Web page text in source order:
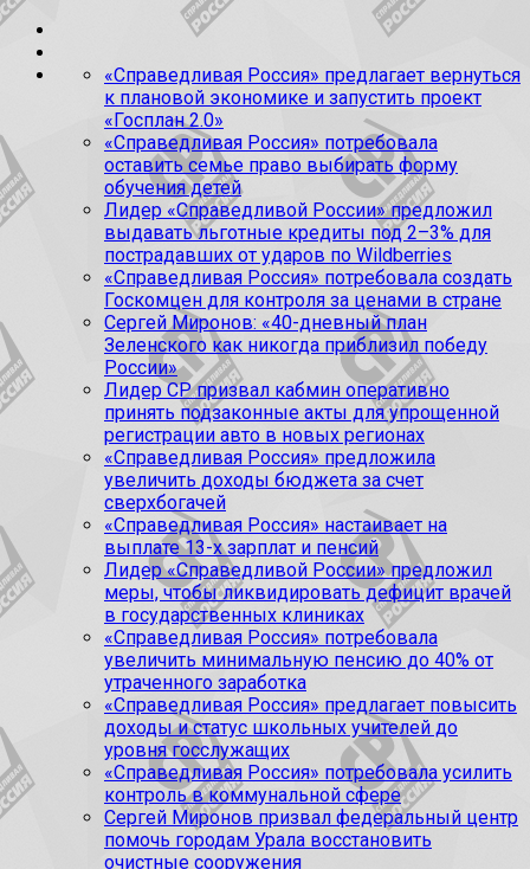
«Справедливая Россия» предлагает вернуться
к плановой экономике и запустить проект
«Госплан 2.0»
«Справедливая Россия» потребовала
оставить семье право выбирать форму
обучения детей
Лидер «Справедливой России» предложил
выдавать льготные кредиты под 2–3% для
пострадавших от ударов по Wildberries
«Справедливая Россия» потребовала создать
Госкомцен для контроля за ценами в стране
Сергей Миронов: «40-дневный план
Зеленского как никогда приблизил победу
России»
Лидер СР призвал кабмин оперативно
принять подзаконные акты для упрощенной
регистрации авто в новых регионах
«Справедливая Россия» предложила
увеличить доходы бюджета за счет
сверхбогачей
«Справедливая Россия» настаивает на
выплате 13-х зарплат и пенсий
Лидер «Справедливой России» предложил
меры, чтобы ликвидировать дефицит врачей
в государственных клиниках
«Справедливая Россия» потребовала
увеличить минимальную пенсию до 40% от
утраченного заработка
«Справедливая Россия» предлагает повысить
доходы и статус школьных учителей до
уровня госслужащих
«Справедливая Россия» потребовала усилить
контроль в коммунальной сфере
Сергей Миронов призвал федеральный центр
помочь городам Урала восстановить
очистные сооружения